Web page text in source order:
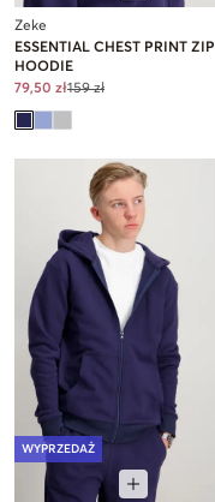
Zeke
ESSENTIAL CHEST PRINT ZIP
HOODIE
79,50 zł159 zł
WYPRZEDAŻ